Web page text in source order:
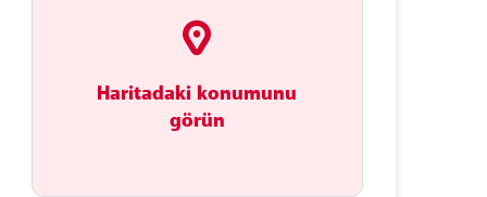
Haritadaki konumunu
görün